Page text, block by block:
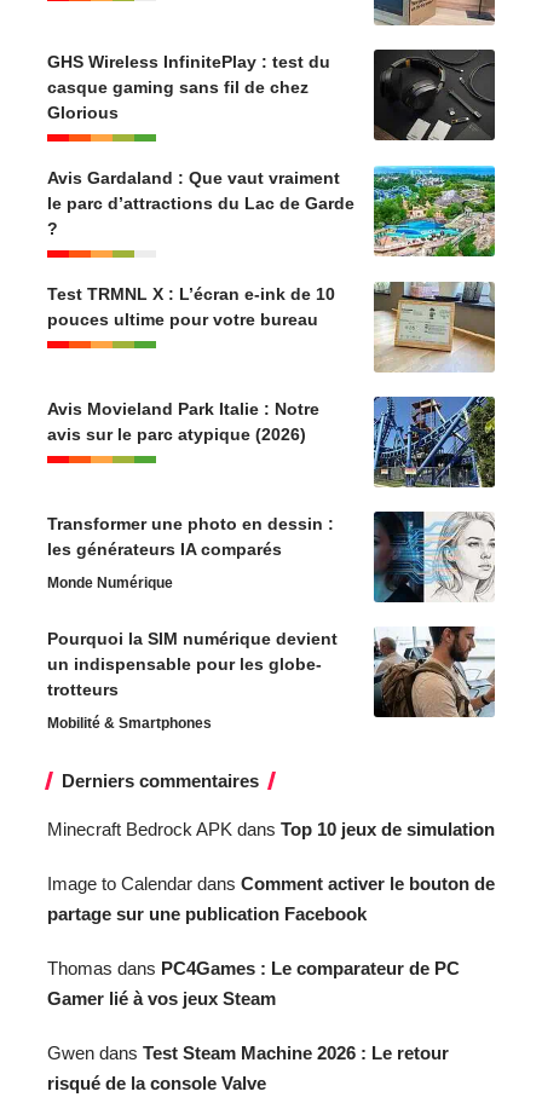
GHS Wireless InfinitePlay : test du
casque gaming sans fil de chez
Glorious
Avis Gardaland : Que vaut vraiment
le parc d’attractions du Lac de Garde
?
Test TRMNL X : L’écran e-ink de 10
pouces ultime pour votre bureau
Avis Movieland Park Italie : Notre
avis sur le parc atypique (2026)
Transformer une photo en dessin :
les générateurs IA comparés
Monde Numérique
Pourquoi la SIM numérique devient
un indispensable pour les globe-
trotteurs
Mobilité & Smartphones
Derniers commentaires
Minecraft Bedrock APK dans Top 10 jeux de simulation
Image to Calendar dans Comment activer le bouton de
partage sur une publication Facebook
Thomas dans PC4Games : Le comparateur de PC
Gamer lié à vos jeux Steam
Gwen dans Test Steam Machine 2026 : Le retour
risqué de la console Valve